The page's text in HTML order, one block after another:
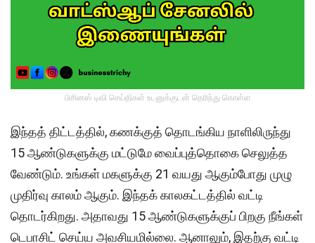
பிசினஸ் டிவி செய்திகள் உடனுக்குடன் தெரிந்து கொள்ள
இந்தத் திட்டத்தில், கணக்குத் தொடங்கிய நாளிலிருந்து
15 ஆண்டுகளுக்கு மட்டுமே வைப்புத்தொகை செலுத்த
வேண்டும். உங்கள் மகளுக்கு 21 வயது ஆகும்போது முழு
முதிர்வு காலம் ஆகும். இந்தக் காலகட்டத்தில் வட்டி
தொடர்கிறது. அதாவது 15 ஆண்டுகளுக்குப் பிறகு நீங்கள்
டெபாசிட் செய்ய அவசியமில்லை. ஆனாலும், இதற்கு வட்டி